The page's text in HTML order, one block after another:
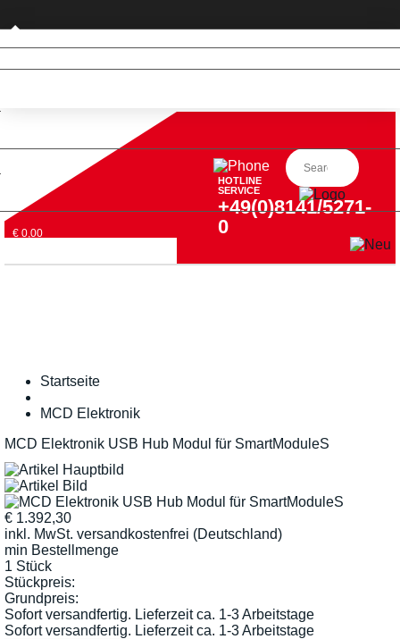
Privatkunde (nur DE)
€ 0,00
HOTLINE
SERVICE
+49(0)8141/5271-
0
Startseite
MCD Elektronik
MCD Elektronik USB Hub Modul für SmartModuleS
€ 1.392,30
inkl. MwSt. versandkostenfrei (Deutschland)
min Bestellmenge
1 Stück
Stückpreis:
Grundpreis:
Sofort versandfertig. Lieferzeit ca. 1-3 Arbeitstage
Sofort versandfertig. Lieferzeit ca. 1-3 Arbeitstage